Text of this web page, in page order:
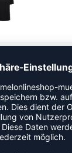
und
Band